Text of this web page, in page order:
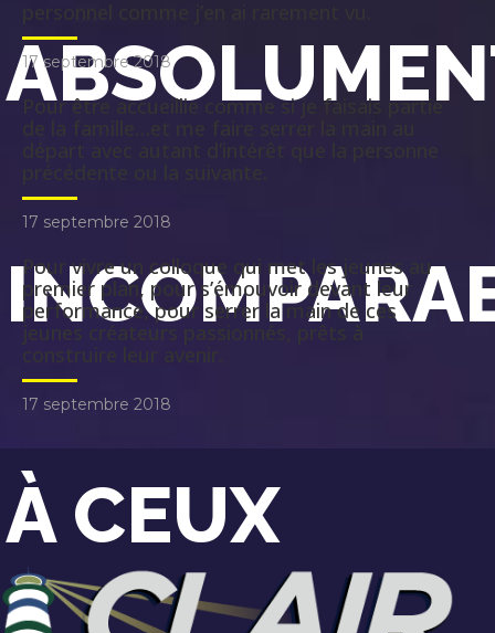
À CEUX
17 septembre 2018
Pour être accueillie comme si je faisais partie
17 septembre 2018
Pour vivre un colloque qui met les jeunes au
premier plan, pour s’émouvoir devant leur
performance, pour serrer la main de ces
jeunes créateurs passionnés, prêts à
construire leur avenir.
17 septembre 2018